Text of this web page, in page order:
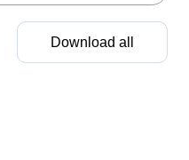
Download all